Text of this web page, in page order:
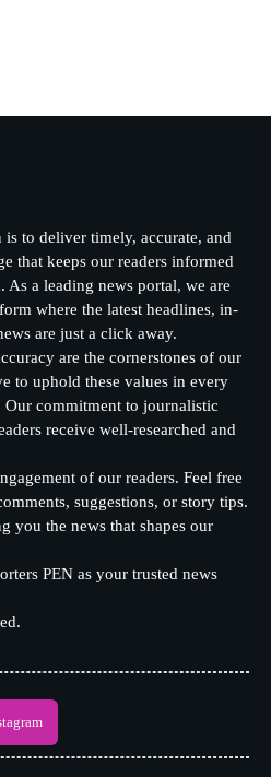
is to deliver timely, accurate, and
that keeps our readers informed
a leading news portal, we are
where the latest headlines, in-
are just a click away.
are the cornerstones of our
to uphold these values in every
commitment to journalistic
receive well-researched and
of our readers. Feel free
suggestions, or story tips.
you the news that shapes our
PEN as your trusted news